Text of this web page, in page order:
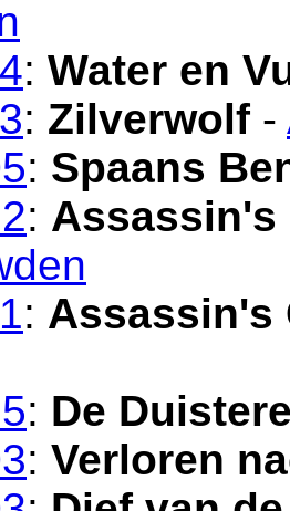
: Water en
: Zilverwolf -
: Spaans
: Assassin's
: Assassin's
: De
: Verloren